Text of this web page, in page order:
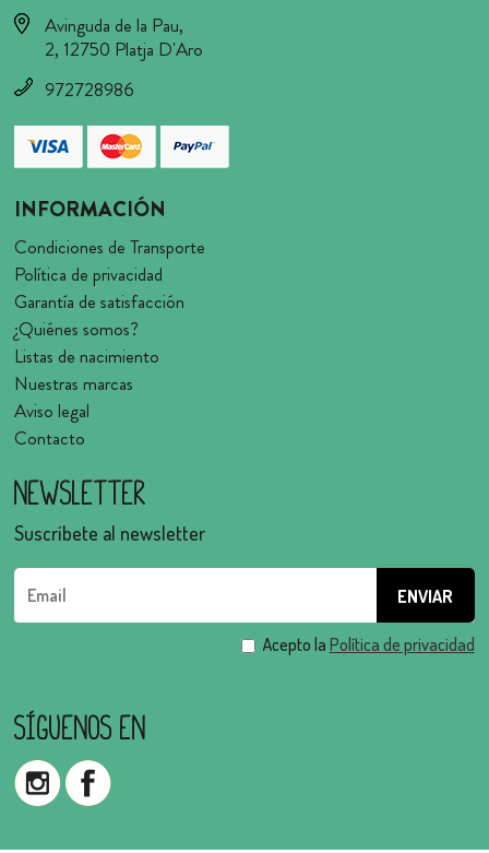
Avinguda de la Pau,
2, 12750 Platja D'Aro
972728986
INFORMACIÓN
Condiciones de Transporte
Política de privacidad
Garantía de satisfacción
¿Quiénes somos?
Listas de nacimiento
Nuestras marcas
Aviso legal
Contacto
Newsletter
Suscríbete al newsletter
Acepto la Política de privacidad
Síguenos en